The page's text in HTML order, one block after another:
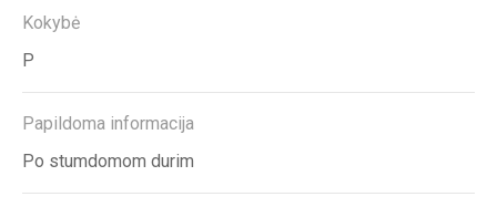
Kokybė
P
Papildoma informacija
Po stumdomom durim